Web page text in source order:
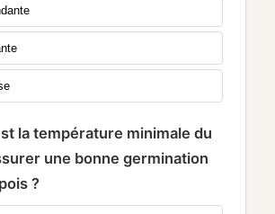
la température minimale du
une bonne germination
?